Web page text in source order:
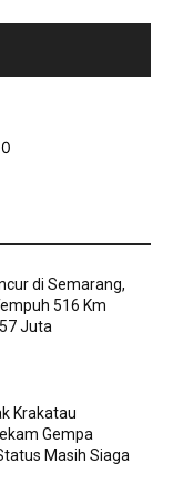
di Semarang,
516 Km
Juta
Krakatau
Gempa
Masih Siaga